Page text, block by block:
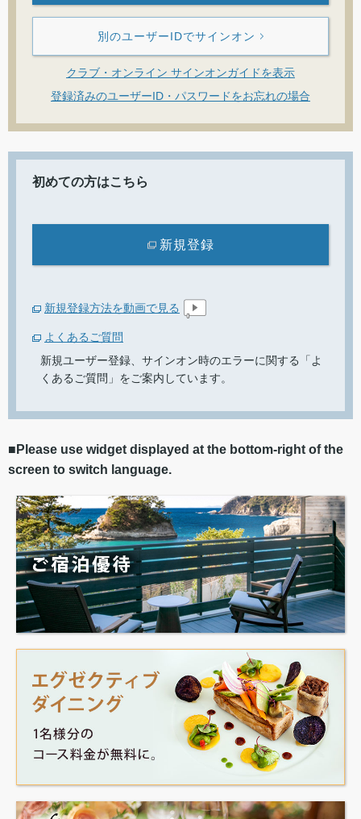
別のユーザーIDでサインオン
クラブ・オンライン サインオンガイドを表示
登録済みのユーザーID・パスワードをお忘れの場合
初めての方はこちら
新規登録
新規登録方法を動画で見る
よくあるご質問
新規ユーザー登録、サインオン時のエラーに関する「よ
くあるご質問」をご案内しています。
■Please use widget displayed at the bottom-right of the
screen to switch language.